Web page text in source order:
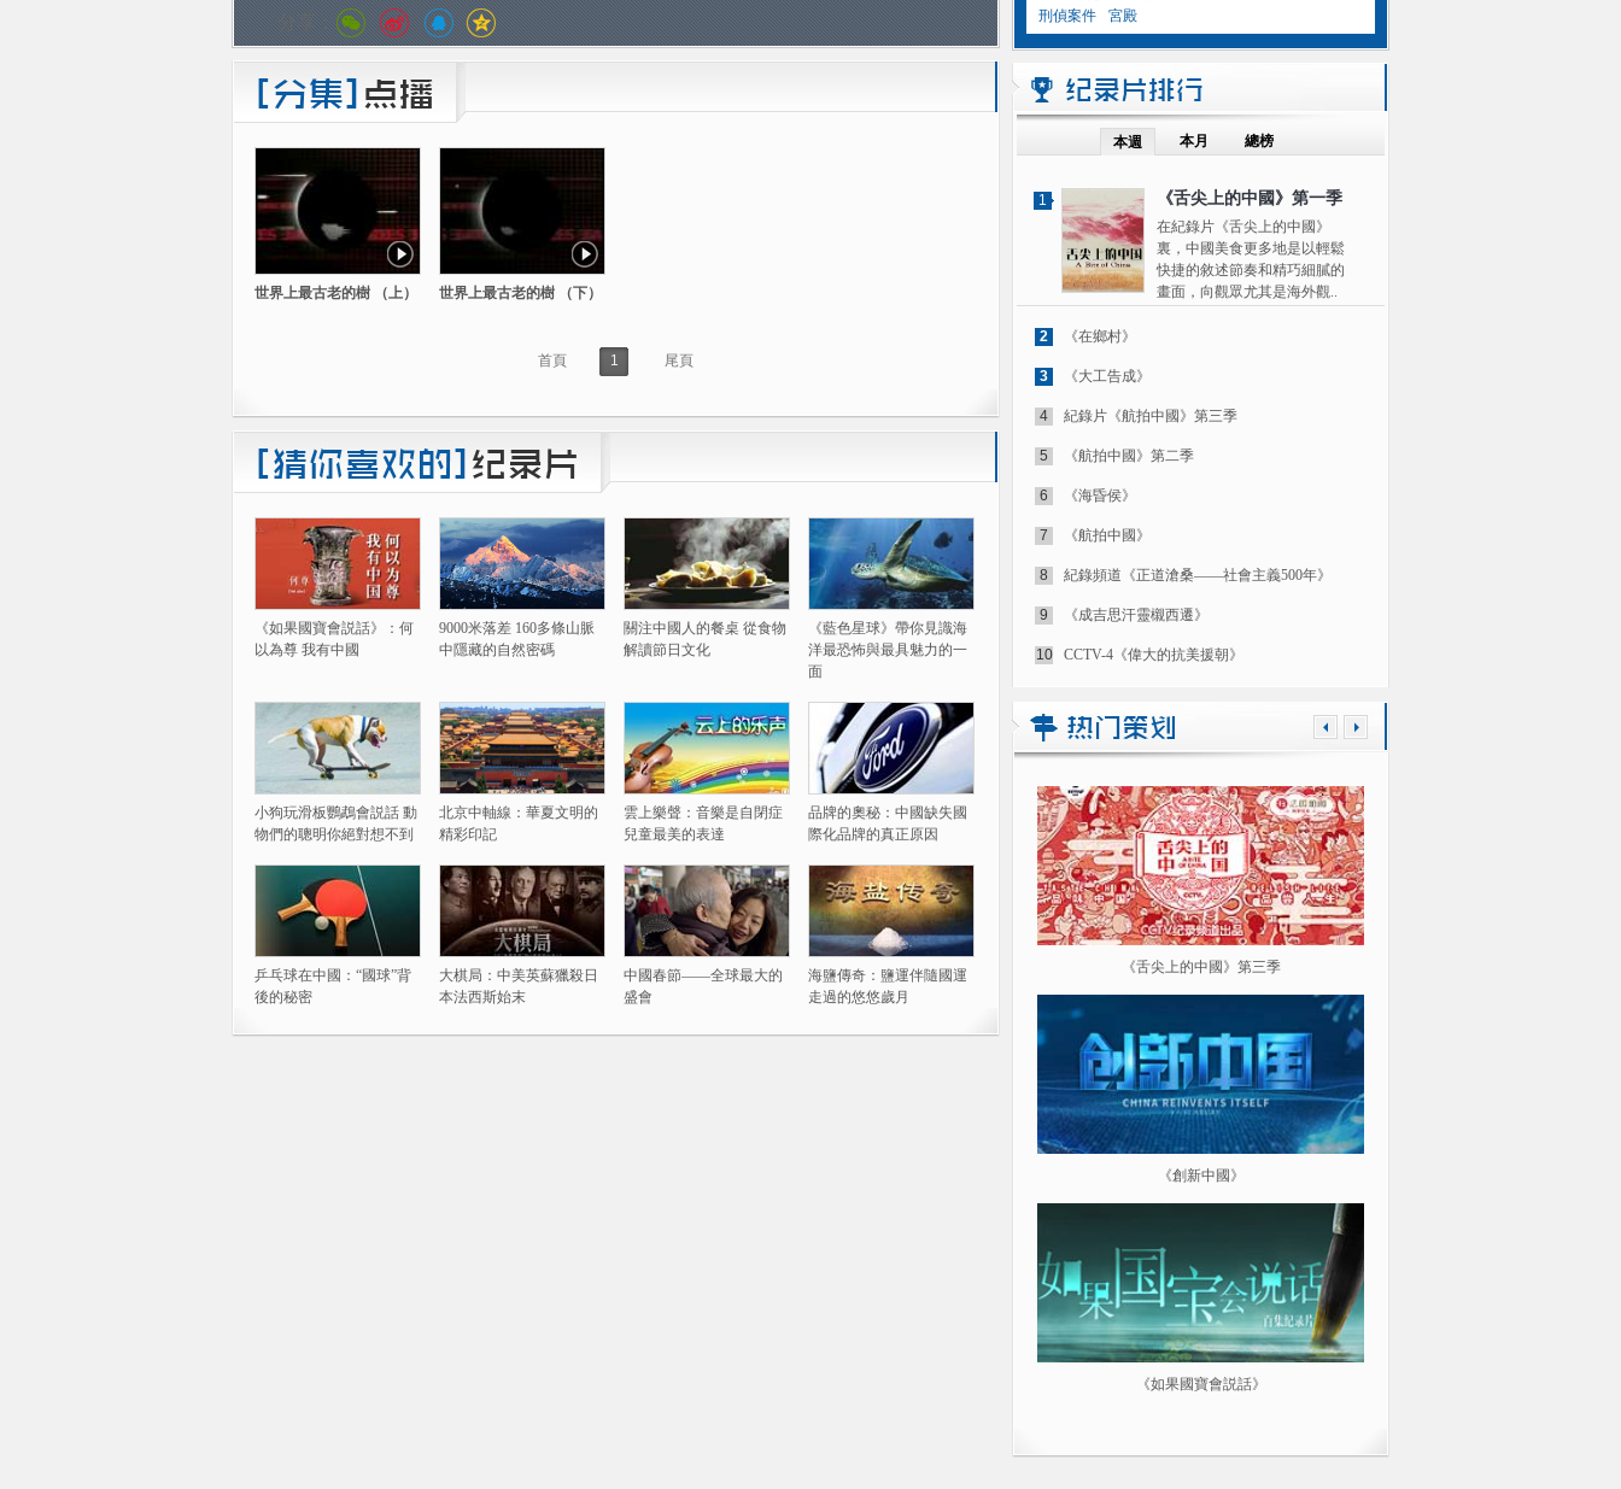
分享：
世界上最古老的樹 （上） 世界上最古老的樹 （下）
首頁 1 尾頁
《如果國寶會説話》：何
以為尊 我有中國
9000米落差 160多條山脈
中隱藏的自然密碼
關注中國人的餐桌 從食物
解讀節日文化
《藍色星球》帶你見識海
洋最恐怖與最具魅力的一
面
小狗玩滑板鸚鵡會説話 動
物們的聰明你絕對想不到
北京中軸線：華夏文明的
精彩印記
雲上樂聲：音樂是自閉症
兒童最美的表達
品牌的奧秘：中國缺失國
際化品牌的真正原因
乒乓球在中國：“國球”背
後的秘密
大棋局：中美英蘇獵殺日
本法西斯始末
中國春節——全球最大的
盛會
海鹽傳奇：鹽運伴隨國運
走過的悠悠歲月
刑偵案件
宮殿
本週 本月 總榜
1 《舌尖上的中國》第一季
在紀錄片《舌尖上的中國》
裏，中國美食更多地是以輕鬆
快捷的敘述節奏和精巧細膩的
畫面，向觀眾尤其是海外觀..
2 《在鄉村》
3 《大工告成》
4 紀錄片《航拍中國》第三季
5 《航拍中國》第二季
6 《海昏侯》
7 《航拍中國》
8 紀錄頻道《正道滄桑——社會主義500年》
9 《成吉思汗靈櫬西遷》
10 CCTV-4《偉大的抗美援朝》
《舌尖上的中國》第三季
《創新中國》
《如果國寶會説話》